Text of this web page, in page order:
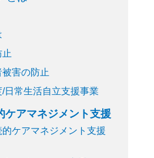
害の防止
日常生活自立支援事業
ケアマネジメント支援
ケアマネジメント支援